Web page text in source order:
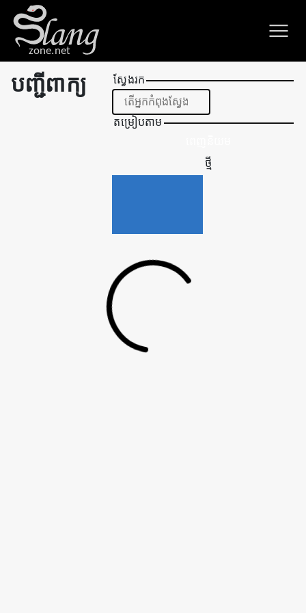
zone.net
បញ្ជីពាក្យ ស្វែងរក
តម្រៀបតាម
ថ្មី